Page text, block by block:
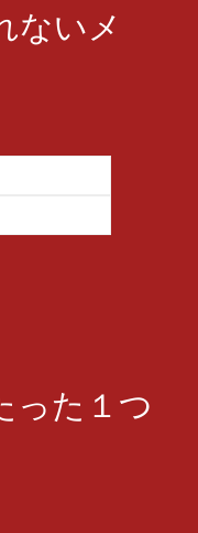
ないメ
った１つ